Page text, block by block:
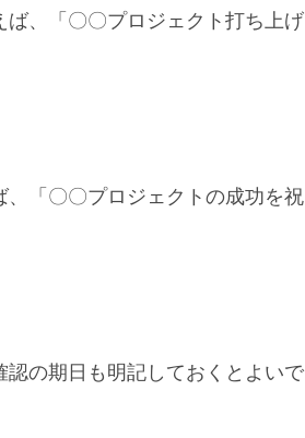
、「〇〇プロジェクト打ち上げ
「〇〇プロジェクトの成功を祝
の期日も明記しておくとよいで